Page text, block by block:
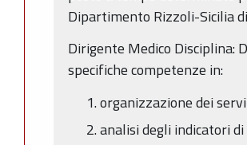
Dipartimento Rizzoli-Sicilia
Dirigente Medico Disciplina:
specifiche competenze in:
organizzazione dei
analisi degli indicatori